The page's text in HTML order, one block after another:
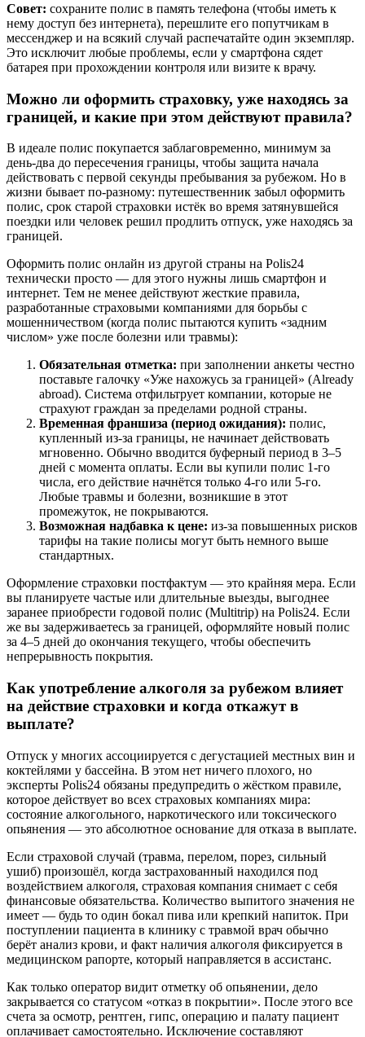
Совет: сохраните полис в память телефона (чтобы иметь к
нему доступ без интернета), перешлите его попутчикам в
мессенджер и на всякий случай распечатайте один экземпляр.
Это исключит любые проблемы, если у смартфона сядет
батарея при прохождении контроля или визите к врачу.
Можно ли оформить страховку, уже находясь за
границей, и какие при этом действуют правила?
В идеале полис покупается заблаговременно, минимум за
день-два до пересечения границы, чтобы защита начала
действовать с первой секунды пребывания за рубежом. Но в
жизни бывает по-разному: путешественник забыл оформить
полис, срок старой страховки истёк во время затянувшейся
поездки или человек решил продлить отпуск, уже находясь за
границей.
Оформить полис онлайн из другой страны на Polis24
технически просто — для этого нужны лишь смартфон и
интернет. Тем не менее действуют жесткие правила,
разработанные страховыми компаниями для борьбы с
мошенничеством (когда полис пытаются купить «задним
числом» уже после болезни или травмы):
Обязательная отметка: при заполнении анкеты честно
поставьте галочку «Уже нахожусь за границей» (Already
abroad). Система отфильтрует компании, которые не
страхуют граждан за пределами родной страны.
Временная франшиза (период ожидания): полис,
купленный из-за границы, не начинает действовать
мгновенно. Обычно вводится буферный период в 3–5
дней с момента оплаты. Если вы купили полис 1-го
числа, его действие начнётся только 4-го или 5-го.
Любые травмы и болезни, возникшие в этот
промежуток, не покрываются.
Возможная надбавка к цене: из-за повышенных рисков
тарифы на такие полисы могут быть немного выше
стандартных.
Оформление страховки постфактум — это крайняя мера. Если
вы планируете частые или длительные выезды, выгоднее
заранее приобрести годовой полис (Multitrip) на Polis24. Если
же вы задерживаетесь за границей, оформляйте новый полис
за 4–5 дней до окончания текущего, чтобы обеспечить
непрерывность покрытия.
Как употребление алкоголя за рубежом влияет
на действие страховки и когда откажут в
выплате?
Отпуск у многих ассоциируется с дегустацией местных вин и
коктейлями у бассейна. В этом нет ничего плохого, но
эксперты Polis24 обязаны предупредить о жёстком правиле,
которое действует во всех страховых компаниях мира:
состояние алкогольного, наркотического или токсического
опьянения — это абсолютное основание для отказа в выплате.
Если страховой случай (травма, перелом, порез, сильный
ушиб) произошёл, когда застрахованный находился под
воздействием алкоголя, страховая компания снимает с себя
финансовые обязательства. Количество выпитого значения не
имеет — будь то один бокал пива или крепкий напиток. При
поступлении пациента в клинику с травмой врач обычно
берёт анализ крови, и факт наличия алкоголя фиксируется в
медицинском рапорте, который направляется в ассистанс.
Как только оператор видит отметку об опьянении, дело
закрывается со статусом «отказ в покрытии». После этого все
счета за осмотр, рентген, гипс, операцию и палату пациент
оплачивает самостоятельно. Исключение составляют